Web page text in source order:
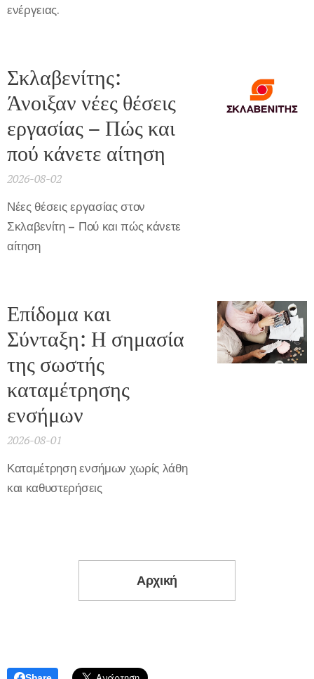
ενέργειας.
Σκλαβενίτης:
Άνοιξαν νέες θέσεις
εργασίας – Πώς και
πού κάνετε αίτηση
2026-08-02
Νέες θέσεις εργασίας στον
Σκλαβενίτη – Πού και πώς κάνετε
αίτηση
Επίδομα και
Σύνταξη: Η σημασία
της σωστής
καταμέτρησης
ενσήμων
2026-08-01
Καταμέτρηση ενσήμων χωρίς λάθη
και καθυστερήσεις
Αρχική